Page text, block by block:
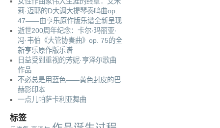
莉·迈耶的D大调大提琴奏鸣曲op.
47——由亨乐原作版乐谱全新呈现
逝世200周年纪念：卡尔·玛丽亚·
冯·韦伯《大管协奏曲》op. 75的全
新亨乐原作版乐谱
日益受到重视的芳妮·亨泽尔歌曲
作品
不必总是用蓝色——黄色封皮的巴
赫影印本
一点儿帕萨卡利亚舞曲
标签